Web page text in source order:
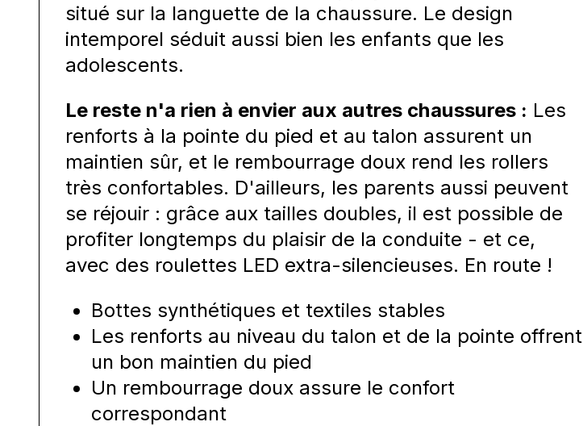
situé sur la languette de la chaussure. Le design
intemporel séduit aussi bien les enfants que les
adolescents.
Le reste n'a rien à envier aux autres chaussures : Les
renforts à la pointe du pied et au talon assurent un
maintien sûr, et le rembourrage doux rend les rollers
très confortables. D'ailleurs, les parents aussi peuvent
se réjouir : grâce aux tailles doubles, il est possible de
profiter longtemps du plaisir de la conduite - et ce,
avec des roulettes LED extra-silencieuses. En route !
Bottes synthétiques et textiles stables
Les renforts au niveau du talon et de la pointe offrent
un bon maintien du pied
Un rembourrage doux assure le confort
correspondant